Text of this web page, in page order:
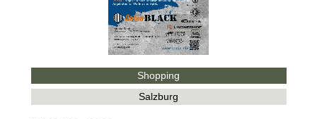
Shopping
Salzburg